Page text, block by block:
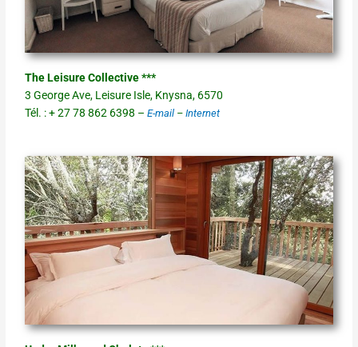
The Leisure Collective ***
3 George Ave, Leisure Isle, Knysna, 6570
Tél. : + 27 78 862 6398 –E-mail –Internet